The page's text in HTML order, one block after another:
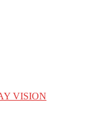
VISION